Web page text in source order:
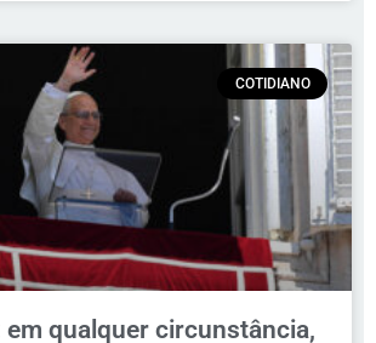
COTIDIANO
em qualquer circunstância,